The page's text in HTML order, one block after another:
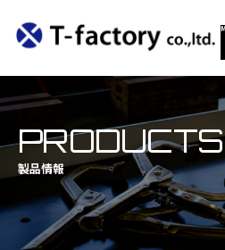
PRODUCTS
製品情報